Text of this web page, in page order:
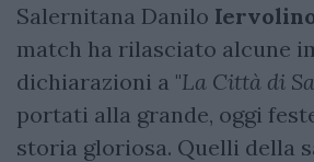
Salernitana Danilo
match ha rilasciato alcune
dichiarazioni a "La Città di
portati alla grande, oggi
storia gloriosa. Quelli della